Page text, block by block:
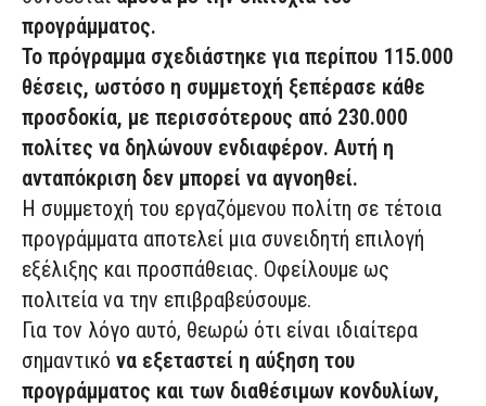
προγράμματος.
Το πρόγραμμα σχεδιάστηκε για περίπου 115.000
θέσεις, ωστόσο η συμμετοχή ξεπέρασε κάθε
προσδοκία, με περισσότερους από 230.000
πολίτες να δηλώνουν ενδιαφέρον. Αυτή η
ανταπόκριση δεν μπορεί να αγνοηθεί.
Η συμμετοχή του εργαζόμενου πολίτη σε τέτοια
προγράμματα αποτελεί μια συνειδητή επιλογή
εξέλιξης και προσπάθειας. Οφείλουμε ως
πολιτεία να την επιβραβεύσουμε.
Για τον λόγο αυτό, θεωρώ ότι είναι ιδιαίτερα
σημαντικό να εξεταστεί η αύξηση του
προγράμματος και των διαθέσιμων κονδυλίων,